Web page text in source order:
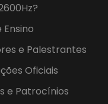
Ensino
e Palestrantes
Oficiais
e Patrocínios